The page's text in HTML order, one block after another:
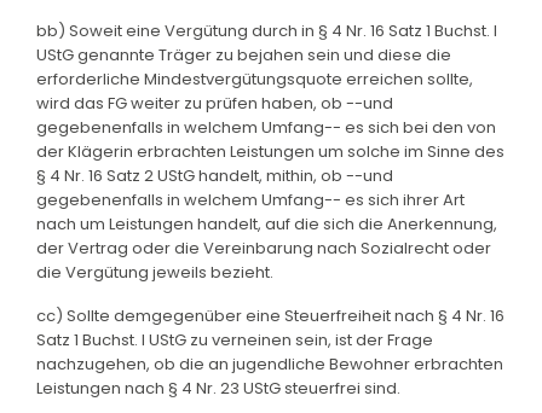
bb) Soweit eine Vergütung durch in § 4 Nr. 16 Satz 1 Buchst. l
UStG genannte Träger zu bejahen sein und diese die
erforderliche Mindestvergütungsquote erreichen sollte,
wird das FG weiter zu prüfen haben, ob --und
gegebenenfalls in welchem Umfang-- es sich bei den von
der Klägerin erbrachten Leistungen um solche im Sinne des
§ 4 Nr. 16 Satz 2 UStG handelt, mithin, ob --und
gegebenenfalls in welchem Umfang-- es sich ihrer Art
nach um Leistungen handelt, auf die sich die Anerkennung,
der Vertrag oder die Vereinbarung nach Sozialrecht oder
die Vergütung jeweils bezieht.
cc) Sollte demgegenüber eine Steuerfreiheit nach § 4 Nr. 16
Satz 1 Buchst. l UStG zu verneinen sein, ist der Frage
nachzugehen, ob die an jugendliche Bewohner erbrachten
Leistungen nach § 4 Nr. 23 UStG steuerfrei sind.